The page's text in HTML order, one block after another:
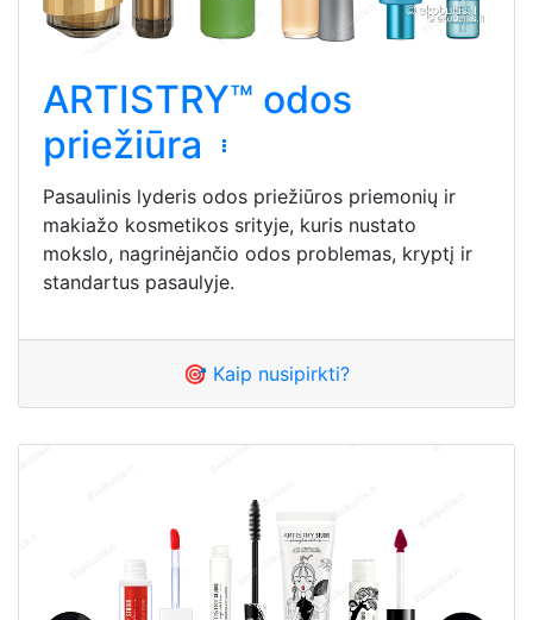
ARTISTRY™ odos
priežiūra
Pasaulinis lyderis odos priežiūros priemonių ir
makiažo kosmetikos srityje, kuris nustato
mokslo, nagrinėjančio odos problemas, kryptį ir
standartus pasaulyje.
🎯 Kaip nusipirkti?